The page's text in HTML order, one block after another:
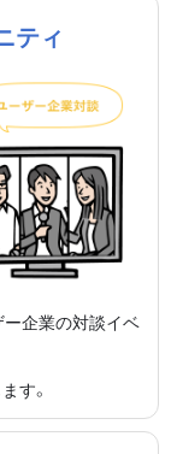
ティ
企業の対談イベ
す。